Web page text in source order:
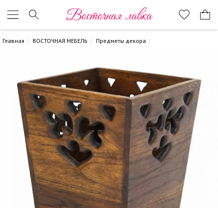
Восточная лавка
Главная ВОСТОЧНАЯ МЕБЕЛЬ Предметы декора